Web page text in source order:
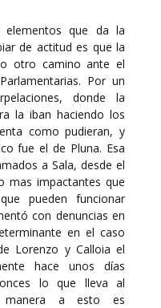
que da la
de actitud es que la
otro camino ante el
Por un
donde la
la iban haciendo los
como pudieran, y
fue el de Pluna. Esa
a Sala, desde el
mas impactantes que
pueden funcionar
con denuncias en
en el caso
Lorenzo y Calloia el
hace unos días
lo que lleva al
manera a esto es